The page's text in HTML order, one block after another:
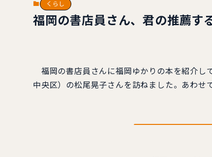
くらし
福岡の書店員さん、君の推薦す
福岡の書店員さんに福岡ゆかりの本を紹介し
中央区）の松尾晃子さんを訪ねました。あわせ